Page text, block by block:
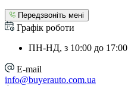
Передзвоніть мені
Графік роботи
ПН-НД, з 10:00 до 17:00
E-mail
info@buyerauto.com.ua